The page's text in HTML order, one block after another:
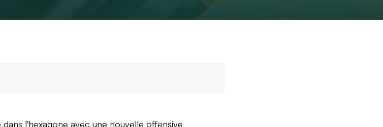
l'hexagone avec une nouvelle offensive